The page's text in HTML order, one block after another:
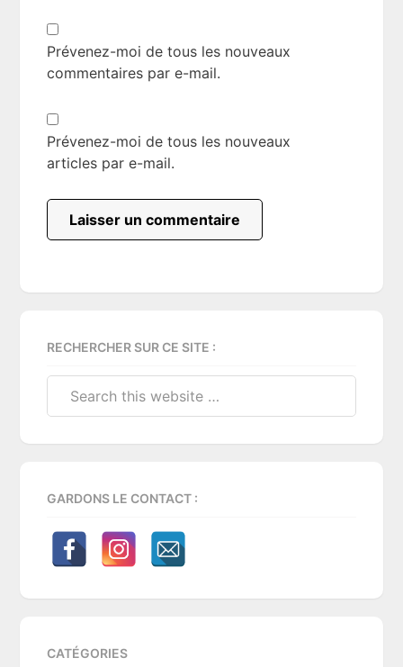
Prévenez-moi de tous les nouveaux
commentaires par e-mail.
Prévenez-moi de tous les nouveaux
articles par e-mail.
Sidebar
RECHERCHER SUR CE SITE :
GARDONS LE CONTACT :
CATÉGORIES